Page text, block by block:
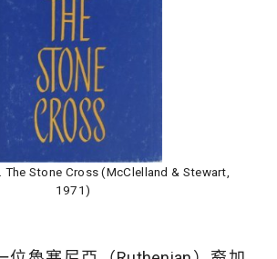
The Stone Cross (McClelland & Stewart,
1971)